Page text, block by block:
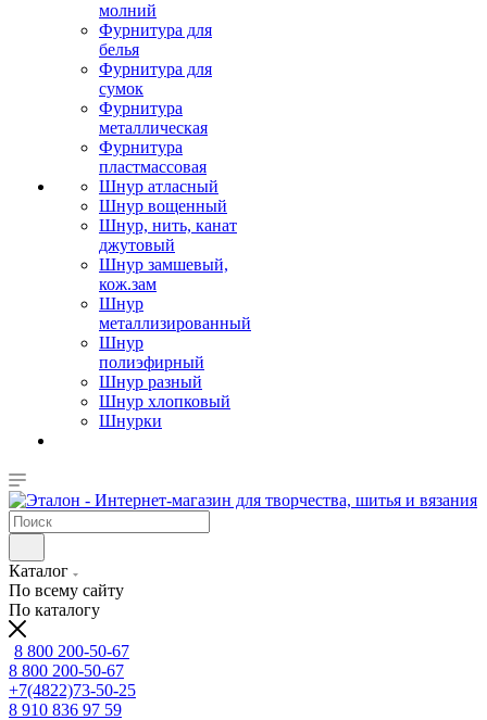
молний
Фурнитура для
белья
Фурнитура для
сумок
Фурнитура
металлическая
Фурнитура
пластмассовая
Шнур атласный
Шнур вощенный
Шнур, нить, канат
джутовый
Шнур замшевый,
кож.зам
Шнур
металлизированный
Шнур
полиэфирный
Шнур разный
Шнур хлопковый
Шнурки
Каталог
По всему сайту
По каталогу
8 800 200-50-67
8 800 200-50-67
+7(4822)73-50-25
8 910 836 97 59